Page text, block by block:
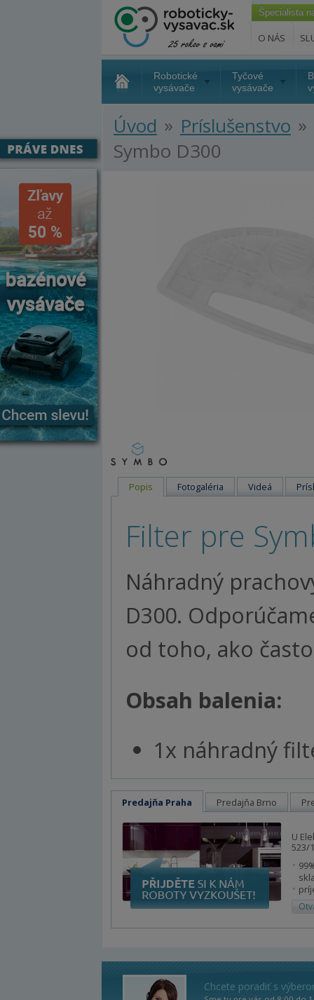
Špecialista
O NÁS
Robotické
vysávače
Tyčové
vysávače
Úvod » Príslušenstvo »
Symbo D300
Popis Fotogaléria Videá
Filter pre
Náhradný
D300.
od toho, ako
Obsah balenia:
1x náhradný
Predajňa Praha Predajňa Brno
U
523/
Chcete poradiť s